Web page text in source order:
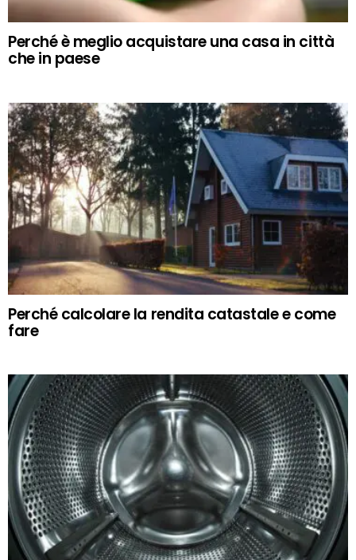
Perché è meglio acquistare una casa in città
che in paese
Perché calcolare la rendita catastale e come
fare